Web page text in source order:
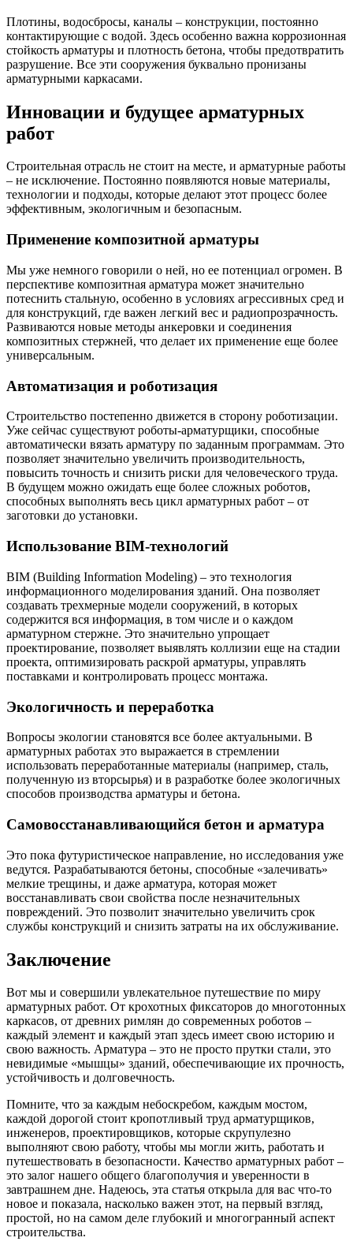
Плотины, водосбросы, каналы – конструкции, постоянно
контактирующие с водой. Здесь особенно важна коррозионная
стойкость арматуры и плотность бетона, чтобы предотвратить
разрушение. Все эти сооружения буквально пронизаны
арматурными каркасами.
Инновации и будущее арматурных
работ
Строительная отрасль не стоит на месте, и арматурные работы
– не исключение. Постоянно появляются новые материалы,
технологии и подходы, которые делают этот процесс более
эффективным, экологичным и безопасным.
Применение композитной арматуры
Мы уже немного говорили о ней, но ее потенциал огромен. В
перспективе композитная арматура может значительно
потеснить стальную, особенно в условиях агрессивных сред и
для конструкций, где важен легкий вес и радиопрозрачность.
Развиваются новые методы анкеровки и соединения
композитных стержней, что делает их применение еще более
универсальным.
Автоматизация и роботизация
Строительство постепенно движется в сторону роботизации.
Уже сейчас существуют роботы-арматурщики, способные
автоматически вязать арматуру по заданным программам. Это
позволяет значительно увеличить производительность,
повысить точность и снизить риски для человеческого труда.
В будущем можно ожидать еще более сложных роботов,
способных выполнять весь цикл арматурных работ – от
заготовки до установки.
Использование BIM-технологий
BIM (Building Information Modeling) – это технология
информационного моделирования зданий. Она позволяет
создавать трехмерные модели сооружений, в которых
содержится вся информация, в том числе и о каждом
арматурном стержне. Это значительно упрощает
проектирование, позволяет выявлять коллизии еще на стадии
проекта, оптимизировать раскрой арматуры, управлять
поставками и контролировать процесс монтажа.
Экологичность и переработка
Вопросы экологии становятся все более актуальными. В
арматурных работах это выражается в стремлении
использовать переработанные материалы (например, сталь,
полученную из вторсырья) и в разработке более экологичных
способов производства арматуры и бетона.
Самовосстанавливающийся бетон и арматура
Это пока футуристическое направление, но исследования уже
ведутся. Разрабатываются бетоны, способные «залечивать»
мелкие трещины, и даже арматура, которая может
восстанавливать свои свойства после незначительных
повреждений. Это позволит значительно увеличить срок
службы конструкций и снизить затраты на их обслуживание.
Заключение
Вот мы и совершили увлекательное путешествие по миру
арматурных работ. От крохотных фиксаторов до многотонных
каркасов, от древних римлян до современных роботов –
каждый элемент и каждый этап здесь имеет свою историю и
свою важность. Арматура – это не просто прутки стали, это
невидимые «мышцы» зданий, обеспечивающие их прочность,
устойчивость и долговечность.
Помните, что за каждым небоскребом, каждым мостом,
каждой дорогой стоит кропотливый труд арматурщиков,
инженеров, проектировщиков, которые скрупулезно
выполняют свою работу, чтобы мы могли жить, работать и
путешествовать в безопасности. Качество арматурных работ –
это залог нашего общего благополучия и уверенности в
завтрашнем дне. Надеюсь, эта статья открыла для вас что-то
новое и показала, насколько важен этот, на первый взгляд,
простой, но на самом деле глубокий и многогранный аспект
строительства.